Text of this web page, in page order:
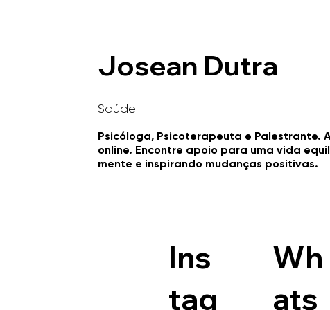
Josean Dutra
Saúde
Psicóloga, Psicoterapeuta e Palestrante.
online. Encontre apoio para uma vida
mente e inspirando mudanças positivas.
Ins
tag
Wh
ats